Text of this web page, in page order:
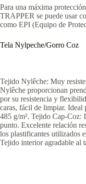
Para una máxima
TRAPPER se puede usar
como EPI (Equipo de
Tela Nylpeche/Gorro Coz
Tejido Nylêche: Muy
Nylêche proporcionan
por su resistencia y
caras, fácil de limpiar. Ideal
485 g/m². Tejido Cap-
punto. Excelente relación
los plastificantes utilizados
Tejido interior agradable al